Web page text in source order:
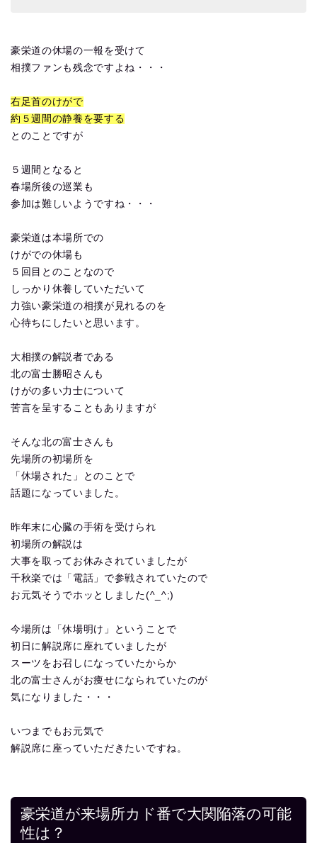
豪栄道の休場の一報を受けて
相撲ファンも残念ですよね・・・
右足首のけがで
約５週間の静養を要する
とのことですが
５週間となると
春場所後の巡業も
参加は難しいようですね・・・
豪栄道は本場所での
けがでの休場も
５回目とのことなので
しっかり休養していただいて
力強い豪栄道の相撲が見れるのを
心待ちにしたいと思います。
大相撲の解説者である
北の富士勝昭さんも
けがの多い力士について
苦言を呈することもありますが
そんな北の富士さんも
先場所の初場所を
「休場された」とのことで
話題になっていました。
昨年末に心臓の手術を受けられ
初場所の解説は
大事を取ってお休みされていましたが
千秋楽では「電話」で参戦されていたので
お元気そうでホッとしました(^_^;)
今場所は「休場明け」ということで
初日に解説席に座れていましたが
スーツをお召しになっていたからか
北の富士さんがお痩せになられていたのが
気になりました・・・
いつまでもお元気で
解説席に座っていただきたいですね。
豪栄道が来場所カド番で大関陥落の可能
性は？